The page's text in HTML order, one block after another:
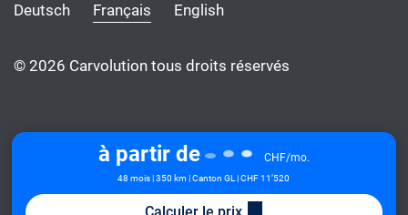
à partir de CHF/mo.
48 mois | 350 km | Canton GL | CHF 11’520
Deutsch Français English
© 2026 Carvolution tous droits réservés